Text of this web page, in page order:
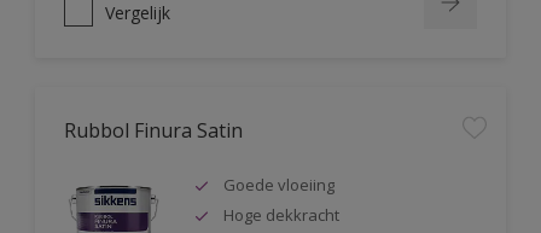
Vergelijk
Rubbol Finura Satin
Goede vloeiing
Hoge dekkracht